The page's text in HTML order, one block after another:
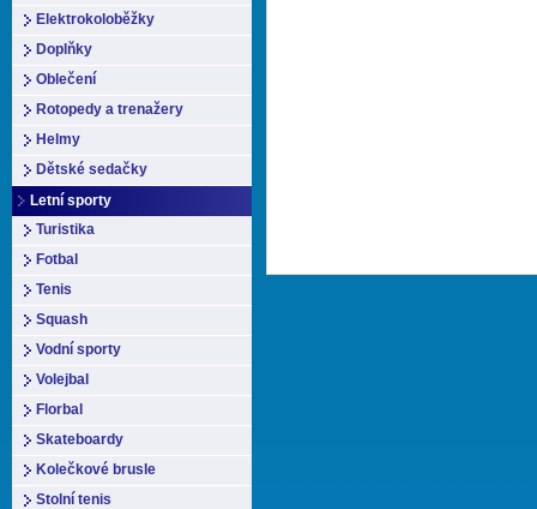
Elektrokoloběžky
Doplňky
Oblečení
Rotopedy a trenažery
Helmy
Dětské sedačky
Letní sporty
Turistika
Fotbal
Tenis
Squash
Vodní sporty
Volejbal
Florbal
Skateboardy
Kolečkové brusle
Stolní tenis